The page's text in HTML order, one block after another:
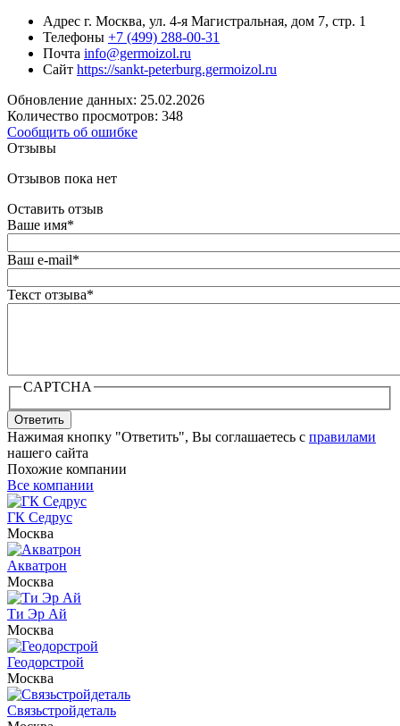
Адрес г. Москва, ул. 4-я Магистральная, дом 7, стр. 1
Телефоны +7 (499) 288-00-31
Почта info@germoizol.ru
Сайт https://sankt-peterburg.germoizol.ru
Обновление данных: 25.02.2026
Количество просмотров: 348
Сообщить об ошибке
Отзывы
Отзывов пока нет
Оставить отзыв
Ваше имя*
Ваш e-mail*
Текст отзыва*
CAPTCHA
Ответить
Нажимая кнопку "Ответить", Вы соглашаетесь с правилами
нашего сайта
Похожие компании
Все компании
ГК Седрус
Москва
Акватрон
Москва
Ти Эр Ай
Москва
Геодорстрой
Москва
Связьстройдеталь